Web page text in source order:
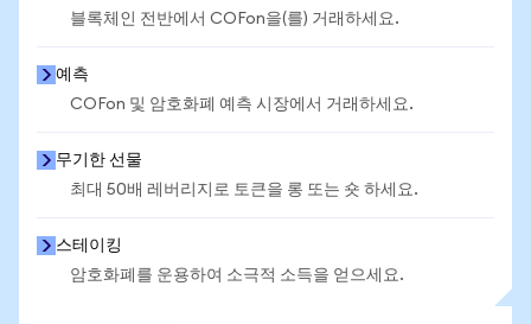
블록체인 전반에서 COFon을(를) 거래하세요.
예측
COFon 및 암호화폐 예측 시장에서 거래하세요.
무기한 선물
최대 50배 레버리지로 토큰을 롱 또는 숏 하세요.
스테이킹
암호화폐를 운용하여 소극적 소득을 얻으세요.